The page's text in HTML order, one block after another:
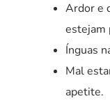
Ardor e
estejam
Ínguas
Mal
apetite.